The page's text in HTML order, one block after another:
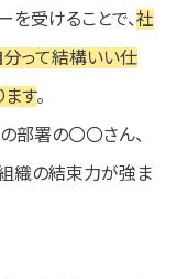
を受けることで、社
分って結構いい仕
ます。
部署の〇〇さん、
組織の結束力が強ま